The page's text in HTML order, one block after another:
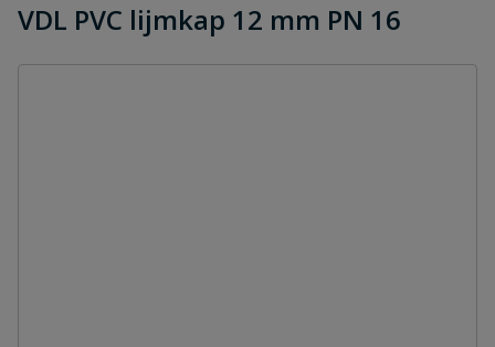
VDL PVC lijmkap 12 mm PN 16